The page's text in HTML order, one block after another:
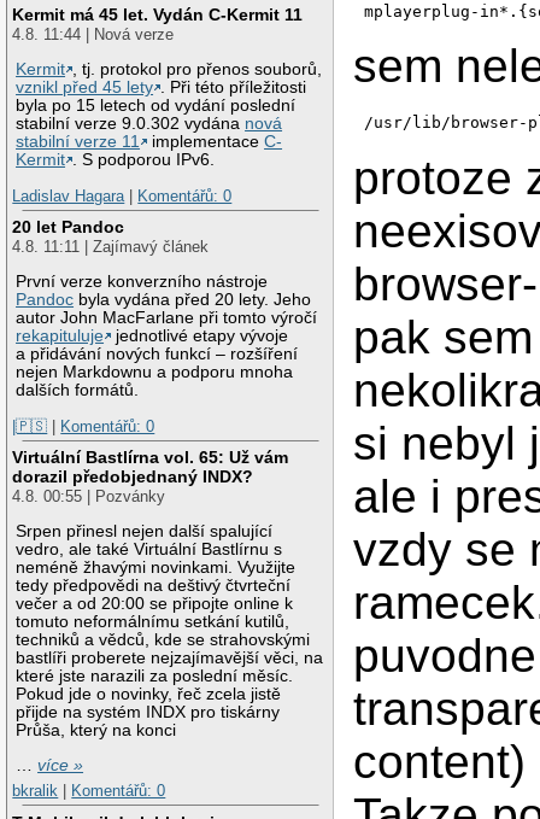
Kermit má 45 let. Vydán C-Kermit 11
4.8. 11:44 | Nová verze
Kermit , tj. protokol pro přenos souborů,
vznikl před 45 lety . Při této příležitosti
byla po 15 letech od vydání poslední
stabilní verze 9.0.302 vydána nová
stabilní verze 11
implementaceC-
Kermit . S podporou IPv6.
Ladislav Hagara | Komentářů: 0
20 let Pandoc
4.8. 11:11 | Zajímavý článek
První verze konverzního nástroje
Pandoc byla vydána před 20 lety. Jeho
autor John MacFarlane při tomto výročí
rekapituluje
jednotlivé etapy vývoje
a přidávání nových funkcí – rozšíření
nejen Markdownu a podporu mnoha
dalších formátů.
|🇵🇸 | Komentářů: 0
Virtuální Bastlírna vol. 65: Už vám
dorazil předobjednaný INDX?
4.8. 00:55 | Pozvánky
Srpen přinesl nejen další spalující
vedro, ale také Virtuální Bastlírnu s
neméně žhavými novinkami. Využijte
tedy předpovědi na deštivý čtvrteční
večer a od 20:00 se připojte online k
tomuto neformálnímu setkání kutilů,
techniků a vědců, kde se strahovskými
bastlíři proberete nejzajímavější věci, na
které jste narazili za poslední měsíc.
Pokud jde o novinky, řeč zcela jistě
přijde na systém INDX pro tiskárny
Průša, který na konci
…více »
bkralik
Komentářů: 0
mplayerplug-
sem
/usr/lib/browser-
protoze
pak
si nebyl
ale i
vzdy se
content)